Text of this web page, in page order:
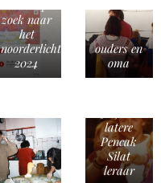
zoek naar
het
noorderlicht
2024
ouders en
oma
latere
Pencak
Silat
leraar